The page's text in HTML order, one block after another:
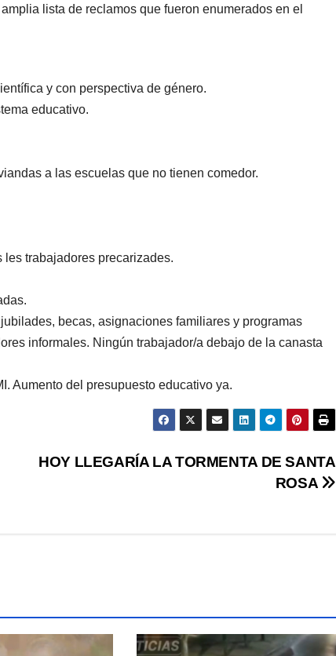
lista de reclamos que fueron enumerados en el
y con perspectiva de género.
educativo.
a las escuelas que no tienen comedor.
trabajadores precarizades.
becas, asignaciones familiares y programas
informales. Ningún trabajador/a debajo de la canasta
Aumento del presupuesto educativo ya.
HOY LLEGARÍA LA TORMENTA DE SANTA
ROSA